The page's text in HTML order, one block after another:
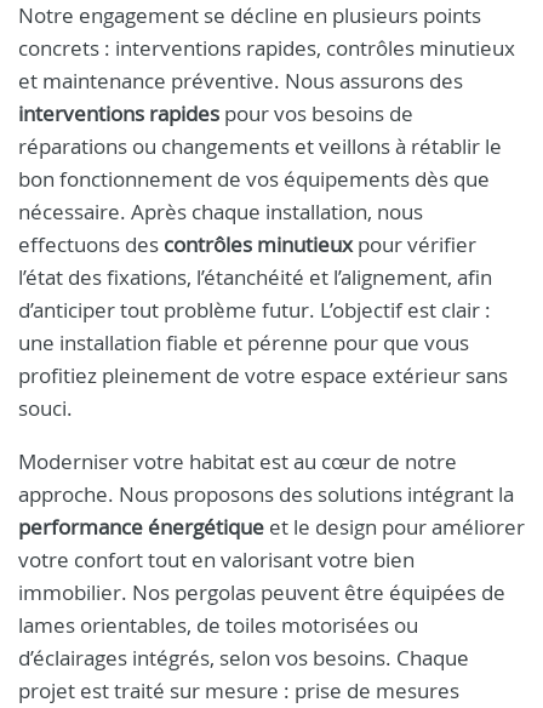
Notre engagement se décline en plusieurs points
concrets : interventions rapides, contrôles minutieux
et maintenance préventive. Nous assurons des
interventions rapides pour vos besoins de
réparations ou changements et veillons à rétablir le
bon fonctionnement de vos équipements dès que
nécessaire. Après chaque installation, nous
effectuons des contrôles minutieuxpour vérifier
l’état des fixations, l’étanchéité et l’alignement, afin
d’anticiper tout problème futur. L’objectif est clair :
une installation fiable et pérenne pour que vous
profitiez pleinement de votre espace extérieur sans
souci.
Moderniser votre habitat est au cœur de notre
approche. Nous proposons des solutions intégrant la
performance énergétique et le design pour améliorer
votre confort tout en valorisant votre bien
immobilier. Nos pergolas peuvent être équipées de
lames orientables, de toiles motorisées ou
d’éclairages intégrés, selon vos besoins. Chaque
projet est traité sur mesure : prise de mesures